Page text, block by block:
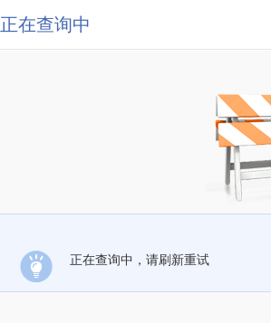
正在查询中
正在查询中，请刷新重试